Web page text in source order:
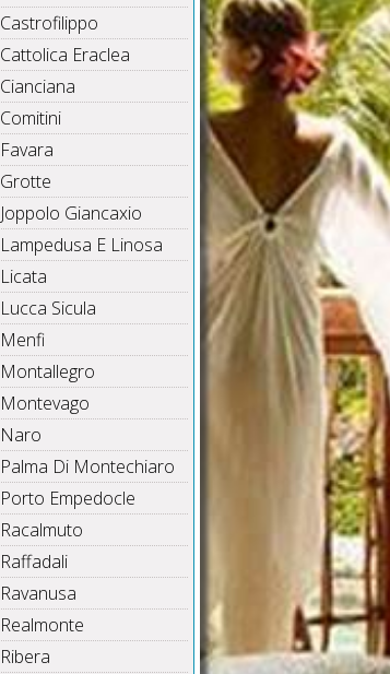
Castrofilippo
Cattolica Eraclea
Cianciana
Comitini
Favara
Grotte
Joppolo Giancaxio
Lampedusa E Linosa
Licata
Lucca Sicula
Menfi
Montallegro
Montevago
Naro
Palma Di Montechiaro
Porto Empedocle
Racalmuto
Raffadali
Ravanusa
Realmonte
Ribera